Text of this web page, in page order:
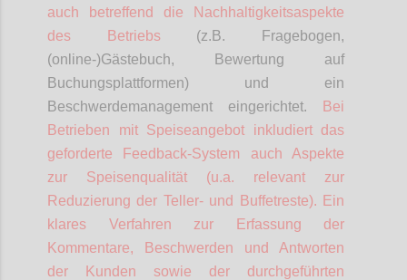
auch betreffend die Nachhaltigkeitsaspekte
des Betriebs(z.B. Fragebogen,
(online-)Gästebuch, Bewertung auf
Buchungsplattformen) und ein
Beschwerdemanagement eingerichtet.
Bei
Betrieben mit Speiseangebot inkludiert das
geforderte Feedback-System auch Aspekte
zur Speisenqualität (u.a. relevant zur
Reduzierung der Teller- und Buffetreste). Ein
klares Verfahren zur Erfassung der
Kommentare, Beschwerden und Antworten
der Kunden sowie der durchgeführten